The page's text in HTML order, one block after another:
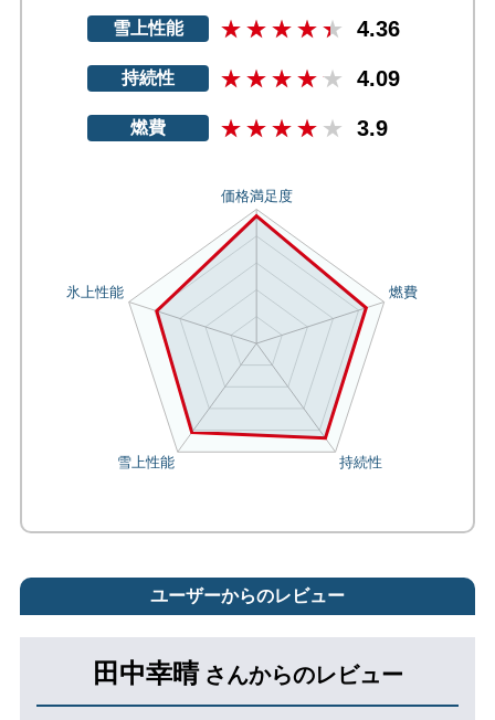
雪上性能 4.36
持続性 4.09
燃費 3.9
ユーザーからのレビュー
田中幸晴 さんからのレビュー